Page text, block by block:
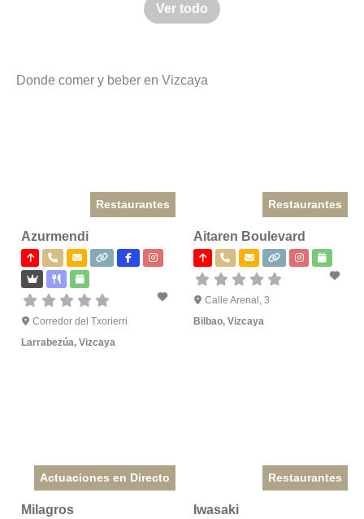
Ver todo
Donde comer y beber en Vizcaya
Restaurantes
Azurmendi
Corredor del Txorierri
Larrabezúa, Vizcaya
Restaurantes
Aitaren Boulevard
Calle Arenal, 3
Bilbao,Vizcaya
Actuaciones en Directo
Milagros
Restaurantes
Iwasaki